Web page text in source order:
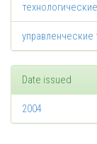
управленческие
Date issued
2004